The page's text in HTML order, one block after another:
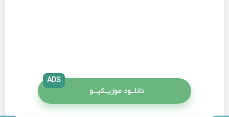
دانلــود موزیــکیـــو
ADS